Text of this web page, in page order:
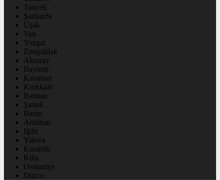
Tunceli
Şanlıurfa
Uşak
Van
Yozgat
Zonguldak
Aksaray
Bayburt
Karaman
Kırıkkale
Batman
Şırnak
Bartın
Ardahan
Iğdır
Yalova
Karabük
Kilis
Osmaniye
Düzce